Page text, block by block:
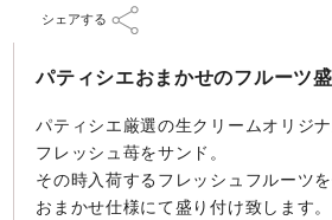
シェアする
パティシエおまかせのフルーツ
パティシエ厳選の生クリームオリジ
フレッシュ苺をサンド。
その時入荷するフレッシュフルーツ
おまかせ仕様にて盛り付け致します。